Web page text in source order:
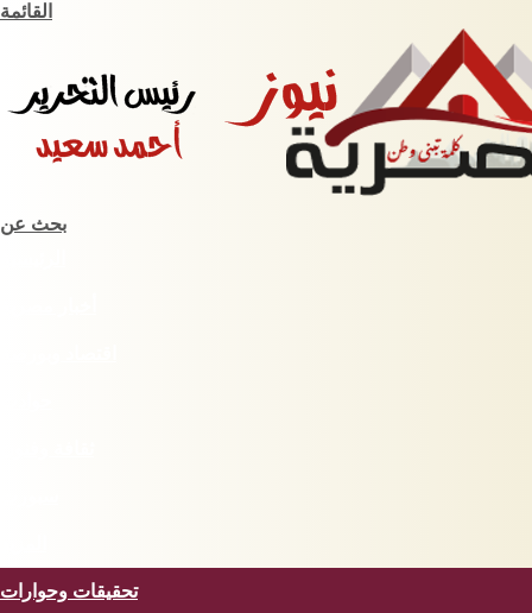
القائمة
بحث عن
تحقيقات وحوارات